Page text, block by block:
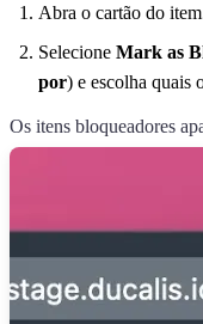
Abra o cartão do
Selecione Mark as
por) e escolha quais
Os itens bloqueadores